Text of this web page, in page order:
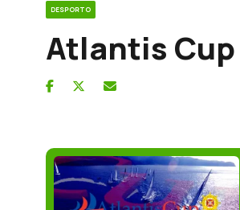
DESPORTO
Atlantis